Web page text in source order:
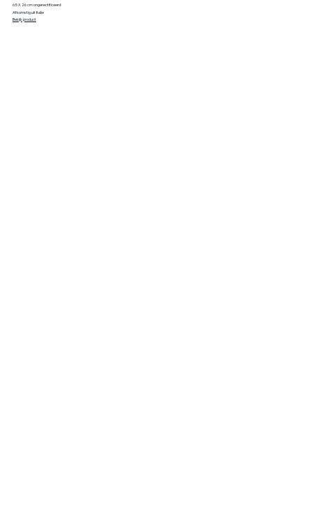
6.5 X 26 cm ongerectificeerd
Afkomstig uit Italie
Bekijk product